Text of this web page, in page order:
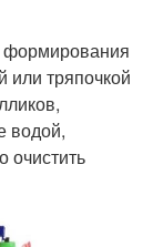
формирования
или тряпочкой
водой,
очистить